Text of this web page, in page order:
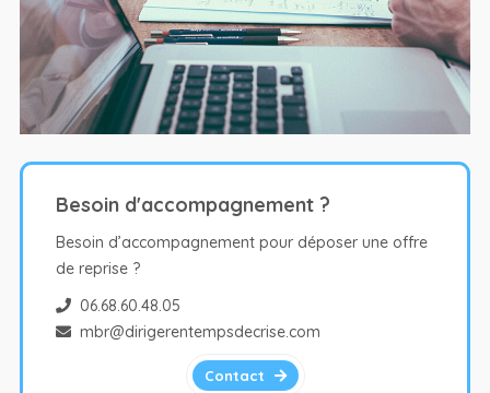
Besoin d'accompagnement ?
Besoin d’accompagnement pour déposer une offre
de reprise ?
06.68.60.48.05
mbr@dirigerentempsdecrise.com
Contact